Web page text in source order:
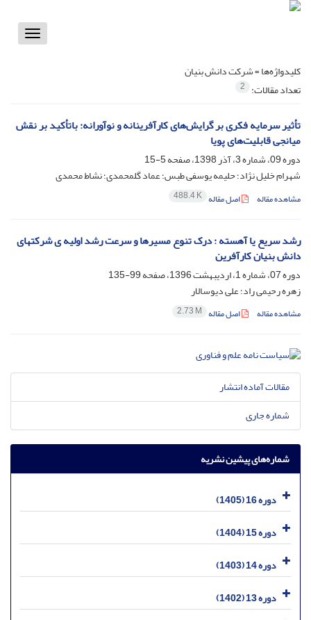
Toggle
کلیدواژه‌ها =شرکت دانش بنیان
تعداد مقالات: 2
تأثیر سرمایه فکری بر گرایش‌های کارآفرینانه و نوآورانه: باتأکید بر نقش
میانجی قابلیت‌های پویا
دوره 09، شماره 3، آذر 1398، صفحه
5-15
شهرام خلیل نژاد؛ حلیمه یوسفی طبس؛ عماد گلمحمدی؛ نشاط محمدی
مشاهده مقاله اصل مقاله 488.4 K
رشد سریع یا آهسته : درک تنوع مسیرها و سرعت رشد اولیه ی شرکتهای
دانش بنیان کارآفرین
دوره 07، شماره 1، اردیبهشت 1396، صفحه
99-135
زهره رحیمی راد؛ علی دیوسالار
مشاهده مقاله اصل مقاله 2.73 M
مقالات آماده انتشار
شماره جاری
شماره‌های پیشین نشریه
دوره 16 (1405)
دوره 15 (1404)
دوره 14 (1403)
دوره 13 (1402)